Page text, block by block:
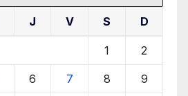
J V S D
1 2
6 7 8 9